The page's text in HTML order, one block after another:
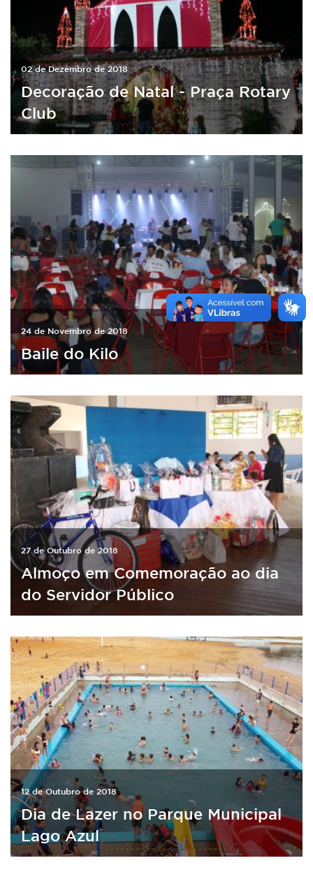
02 de Dezembro de 2018
Decoração de Natal - Praça Rotary
Club
24 de Novembro de 2018
Baile do Kilo
27 de Outubro de 2018
Almoço em Comemoração ao dia
do Servidor Público
12 de Outubro de 2018
Dia de Lazer no Parque Municipal
Lago Azul